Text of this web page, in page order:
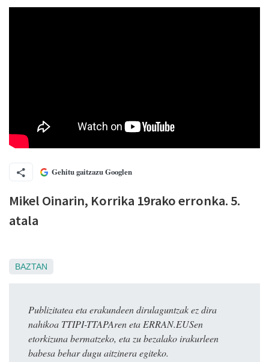
Gehitu gaitzazu Googlen
Mikel Oinarin, Korrika 19rako erronka. 5.
atala
BAZTAN
Publizitatea eta erakundeen dirulaguntzak ez dira
nahikoa TTIPI-TTAPAren eta ERRAN.EUSen
etorkizuna bermatzeko, eta zu bezalako irakurleen
babesa behar dugu aitzinera egiteko.